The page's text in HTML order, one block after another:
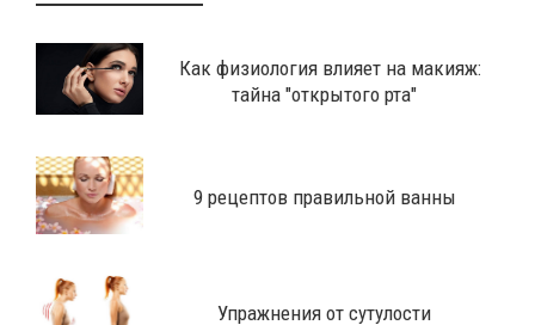
Как физиология влияет на макияж:
тайна "открытого рта"
9 рецептов правильной ванны
Упражнения от сутулости